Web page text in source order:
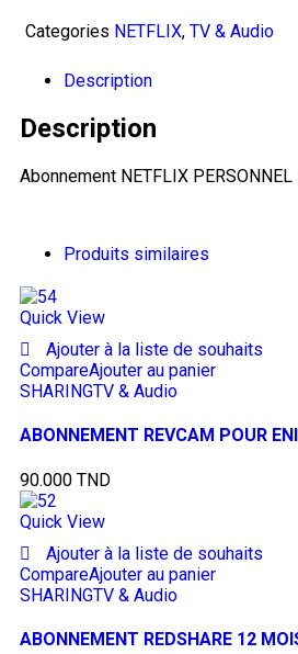
Categories NETFLIX, TV & Audio
Description
Description
Abonnement NETFLIX
Produits similaires
Quick View
Ajouter à la liste de souhaits
CompareAjouter au panier
SHARINGTV & Audio
ABONNEMENT REVCAM POUR
90.000 TND
Quick View
Ajouter à la liste de souhaits
CompareAjouter au panier
SHARINGTV & Audio
ABONNEMENT REDSHARE 12